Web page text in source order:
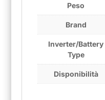
Peso
Brand
Inverter/Battery
Type
Disponibilità